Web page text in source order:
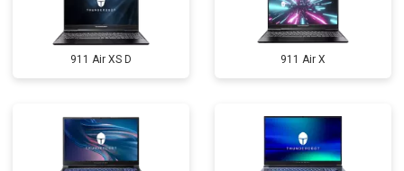
911 Air XS D 911 Air X